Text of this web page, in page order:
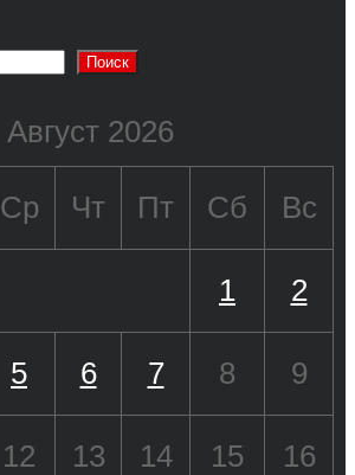
Поиск
Август 2026
Ср Чт Пт Сб Вс
1 2
5 6 7 8 9
12 13 14 15 16